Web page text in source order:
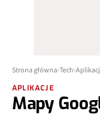
Strona główna Tech
APLIKACJE
Mapy